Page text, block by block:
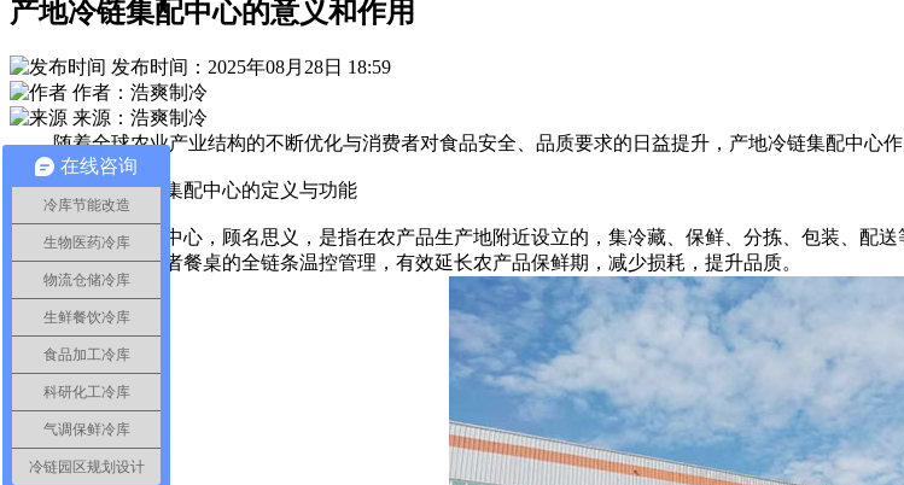
产地冷链集配中心的意义和作用
发布时间：2025年08月28日 18:59
作者：浩爽制冷
来源：浩爽制冷
随着全球农业产业结构的不断优化与消费者对食品安全、品质要求的日益提升，产地冷链集配中心作
一、产地冷链集配中心的定义与功能
产地冷链集配中心，顾名思义，是指在农产品生产地附近设立的，集冷藏、保鲜、分拣、包装、配送
从田间地头到消费者餐桌的全链条温控管理，有效延长农产品保鲜期，减少损耗，提升品质。
在线咨询
冷库节能改造
生物医药冷库
物流仓储冷库
生鲜餐饮冷库
食品加工冷库
科研化工冷库
气调保鲜冷库
冷链园区规划设计